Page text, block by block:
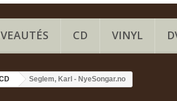
CD VINYL
Seglem, Karl - NyeSongar.no